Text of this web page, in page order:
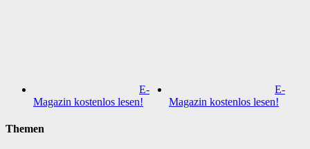
E-
Magazin kostenlos lesen!
E-
Magazin kostenlos lesen!
Themen